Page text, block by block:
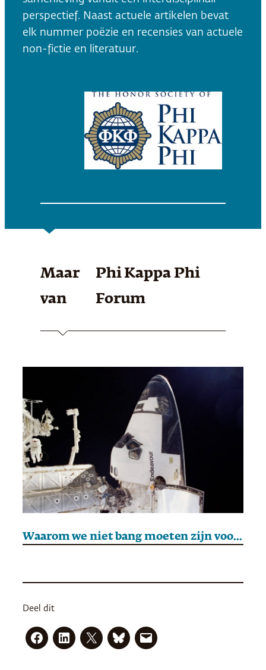
perspectief. Naast actuele artikelen bevat
elk nummer poëzie en recensies van actuele
non-fictie en literatuur.
Maar
van
Phi Kappa Phi
Forum
Waarom we niet bang moeten zijn voor eenzaamheid
Deel dit